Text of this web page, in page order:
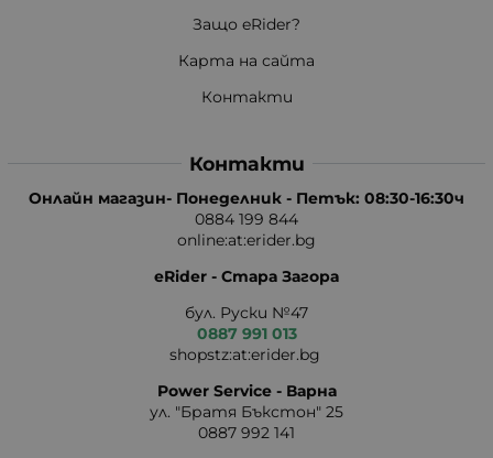
Защо eRider?
Карта на сайта
Контакти
Контакти
Онлайн магазин- Понеделник - Петък: 08:30-16:30ч
0884 199 844
online:at:erider.bg
eRider - Стара Загора
бул. Руски №47
0887 991 013
shopstz:at:erider.bg
Power Service - Варна
ул. "Братя Бъкстон" 25
0887 992 141